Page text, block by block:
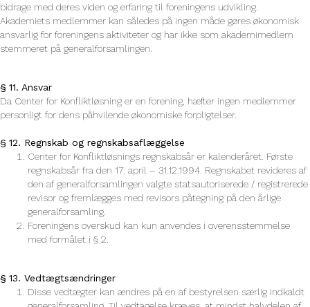
bidrage med deres viden og erfaring til foreningens udvikling.
Akademiets medlemmer kan således på ingen måde gøres økonomisk
ansvarlig for foreningens aktiviteter og har ikke som akademimedlem
stemmeret på generalforsamlingen.
§ 11. Ansvar
Da Center for Konfliktløsning er en forening, hæfter ingen medlemmer
personligt for dens påhvilende økonomiske forpligtelser.
§ 12. Regnskab og regnskabsaflæggelse
Center for Konfliktløsnings regnskabsår er kalenderåret. Første
regnskabsår fra den 17. april – 31.12.1994. Regnskabet revideres af
den af generalforsamlingen valgte statsautoriserede / registrerede
revisor og fremlægges med revisors påtegning på den årlige
generalforsamling.
Foreningens overskud kan kun anvendes i overensstemmelse
med formålet i § 2.
§ 13. Vedtægtsændringer
Disse vedtægter kan ændres på en af bestyrelsen særlig indkaldt